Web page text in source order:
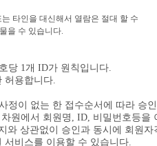
타인을 대신해서 열람은 절대 할 수
을 수 있습니다.
1개 ID가 원칙입니다.
용합니다.
이 없는 한 접수순서에 따라 승
에서 회원명, ID, 비밀번호등을
관없이 승인과 동시에 회원자
스를 이용할 수 있습니다.